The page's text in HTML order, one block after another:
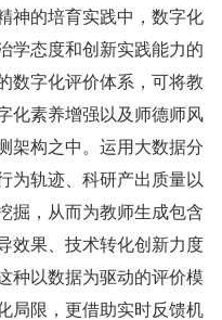
神的培育实践中，数字化
学态度和创新实践能力的
数字化评价体系，可将教
化素养增强以及师德师风
架构之中。运用大数据分
为轨迹、科研产出质量以
掘，从而为教师生成包含
效果、技术转化创新力度
种以数据为驱动的评价模
局限，更借助实时反馈机